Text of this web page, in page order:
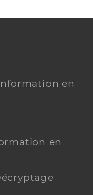
en
en